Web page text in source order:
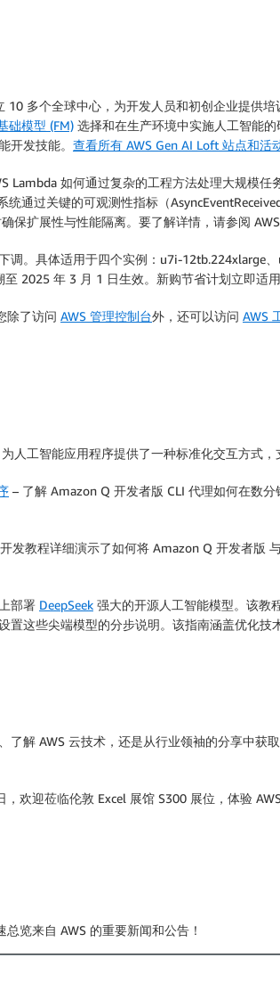
10 多个全球中心，为开发人员和初创企业提供
础模型 (FM) 选择和在生产环境中实施人工智能
开发技能。 查看所有 AWS Gen AI Loft 站点和活
Lambda 如何通过复杂的工程方法处理大规模
通过关键的可观测性指标（
保扩展性与性能隔离。要了解详情，请参阅
调。具体适用于四个实例：u7i-12tb.224xlarge
2025 年 3 月 1 日生效。新购节省计划立即适用
除了访问 AWS 管理控制台外，还可以访问 AWS
人工智能应用程序提供了一种标准化交互方式
– 了解 Amazon Q 开发者版 CLI 代理如何在数
发教程详细演示了如何将 Amazon Q 开发者版
部署 DeepSeek 强大的开源人工智能模型。该教
置这些尖端模型的分步说明。该指南涵盖优化技
了解 AWS 云技术，还是从行业领袖的分享中
，欢迎莅临伦敦 Excel 展馆 S300 展位，体验
览来自 AWS 的重要新闻和公告！